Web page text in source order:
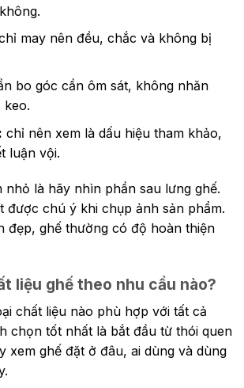
may nên đều, chắc và không bị
bo góc cần ôm sát, không nhăn
keo.
chỉ nên xem là dấu hiệu tham khảo,
luận vội.
nhỏ là hãy nhìn phần sau lưng ghế.
được chú ý khi chụp ảnh sản phẩm.
đẹp, ghế thường có độ hoàn thiện
liệu ghế theo nhu cầu nào?
chất liệu nào phù hợp với tất cả
chọn tốt nhất là bắt đầu từ thói quen
xem ghế đặt ở đâu, ai dùng và dùng